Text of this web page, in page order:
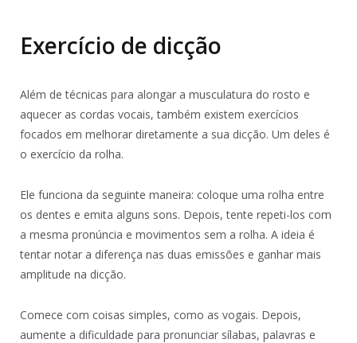
Exercício de dicção
Além de técnicas para alongar a musculatura do rosto e
aquecer as cordas vocais, também existem exercícios
focados em melhorar diretamente a sua dicção. Um deles é
o exercício da rolha.
Ele funciona da seguinte maneira: coloque uma rolha entre
os dentes e emita alguns sons. Depois, tente repeti-los com
a mesma pronúncia e movimentos sem a rolha. A ideia é
tentar notar a diferença nas duas emissões e ganhar mais
amplitude na dicção.
Comece com coisas simples, como as vogais. Depois,
aumente a dificuldade para pronunciar sílabas, palavras e